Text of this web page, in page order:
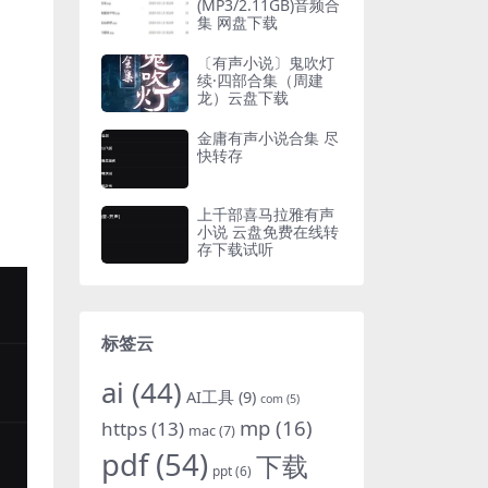
(MP3/2.11GB)音频合
集 网盘下载
〔有声小说〕鬼吹灯
续·四部合集（周建
龙）云盘下载
金庸有声小说合集 尽
快转存
上千部喜马拉雅有声
小说 云盘免费在线转
存下载试听
标签云
ai (44) AI工具 (9) com (5)
https(13) mac(7) mp (16)
pdf(54) ppt(6) 下载